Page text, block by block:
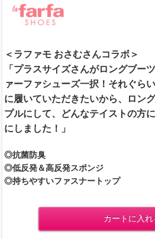
＜ラファモ おさむさんコラボ＞
「プラスサイズさんがロングブー
ァーファシューズ一択！それぐら
に履いていただきたいから、ロン
プルにして、どんなテイストの方
にしました！」
◎抗菌防臭
◎低反発＆高反発スポンジ
◎持ちやすいファスナートップ
カートに入れ